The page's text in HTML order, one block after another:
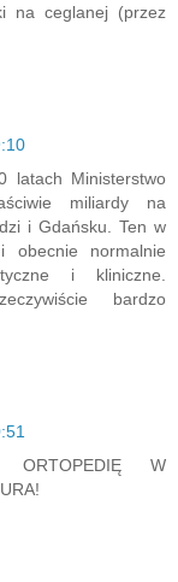
na ceglanej (przez
latach Ministerstwo
miliardy na
i Gdańsku. Ten w
obecnie normalnie
i kliniczne.
bardzo
W